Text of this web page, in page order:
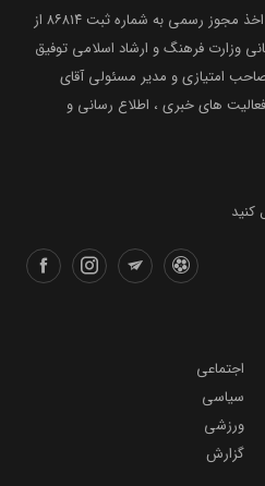
با اخذ مجوز رسمی به شماره ثبت ۸۶۸۱۴ از
وزارت فرهنگ و ارشاد اسلامی توفیق
۲۰ مرداد ماه سال ۱۳۹۹ با صاحب امتیازی و مدیر مسئولی آقای
های خبری ، اطلاع رسانی و
کنید
اجتماعی
سیاسی
ورزشی
گزارش